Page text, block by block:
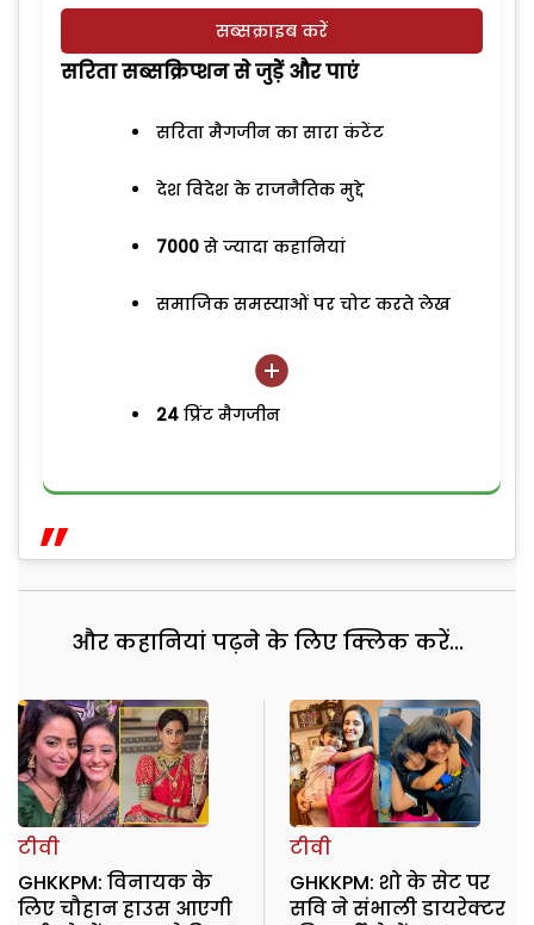
सब्सक्राइब करें
सरिता सब्सक्रिप्शन से जुड़ेें और पाएं
सरिता मैगजीन का सारा कंटेंट
देश विदेश के राजनैतिक मुद्दे
7000से ज्यादा कहानियां
समाजिक समस्याओं पर चोट करते लेख
24प्रिंट मैगजीन
और कहानियां पढ़ने के लिए क्लिक करें...
टीवी
GHKKPM: विनायक के
लिए चौहान हाउस आएगी
टीवी
GHKKPM: शो के सेट पर
सवि ने संभाली डायरेक्टर